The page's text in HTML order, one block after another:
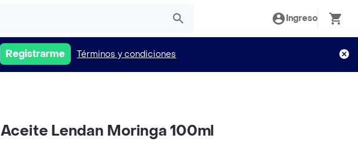
Ingreso
Registrarme Términos y condiciones
Aceite Lendan Moringa 100ml